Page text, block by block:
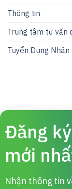
Thông tin
Trung tâm tư vấn
Tuyển Dụng Nhân
Đăng
mới
Nhận thông tin